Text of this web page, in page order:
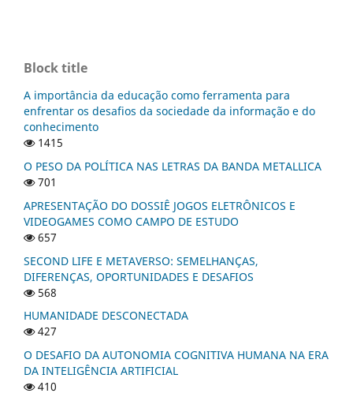
Block title
A importância da educação como ferramenta para
enfrentar os desafios da sociedade da informação e do
conhecimento
1415
O PESO DA POLÍTICA NAS LETRAS DA BANDA METALLICA
701
APRESENTAÇÃO DO DOSSIÊ JOGOS ELETRÔNICOS E
VIDEOGAMES COMO CAMPO DE ESTUDO
657
SECOND LIFE E METAVERSO: SEMELHANÇAS,
DIFERENÇAS, OPORTUNIDADES E DESAFIOS
568
HUMANIDADE DESCONECTADA
427
O DESAFIO DA AUTONOMIA COGNITIVA HUMANA NA ERA
DA INTELIGÊNCIA ARTIFICIAL
410